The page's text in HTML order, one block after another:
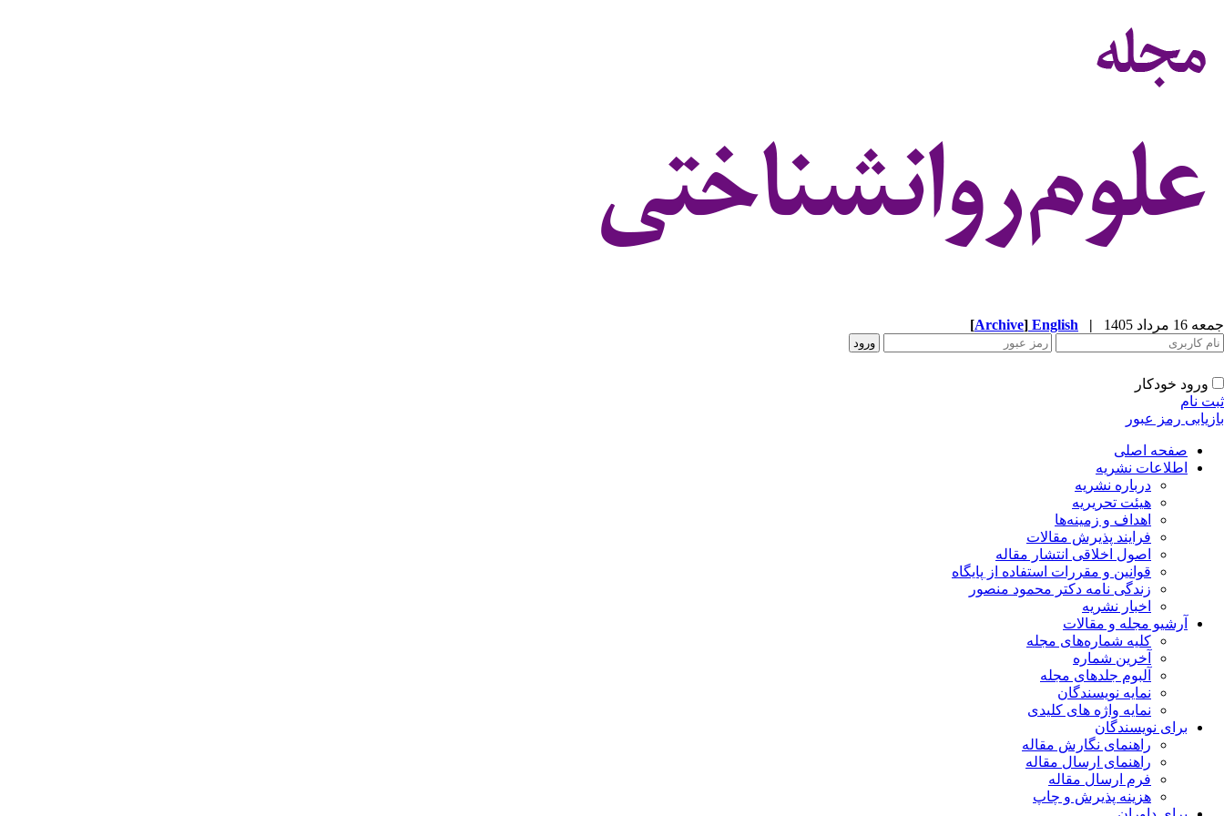
جمعه 16 مرداد 1405 |
English
[Archive]
ورود خودکار
ثبت نام
بازیابی رمز عبور
صفحه اصلی
اطلاعات نشریه
درباره نشریه
هیئت تحریریه
اهداف و زمینه‌ها
فرایند پذیرش مقالات
اصول اخلاقی انتشار مقاله
قوانین و مقررات استفاده از پایگاه
زندگی نامه دکتر محمود منصور
اخبار نشریه
آرشیو مجله و مقالات
کلیه شماره‌های مجله
آخرین شماره
آلبوم جلدهای مجله
نمایه نویسندگان
نمایه واژه های کلیدی
برای نویسندگان
راهنمای نگارش مقاله
راهنمای ارسال مقاله
فرم ارسال مقاله
هزینه پذیرش و چاپ